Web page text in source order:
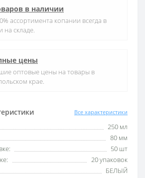
Все характеристики
250 мл
80 мм
50 шт
20 упаковок
БЕЛЫЙ
в наличии
ассортимента копании всегда в
на складе.
цены
оптовые цены на товары в
крае.